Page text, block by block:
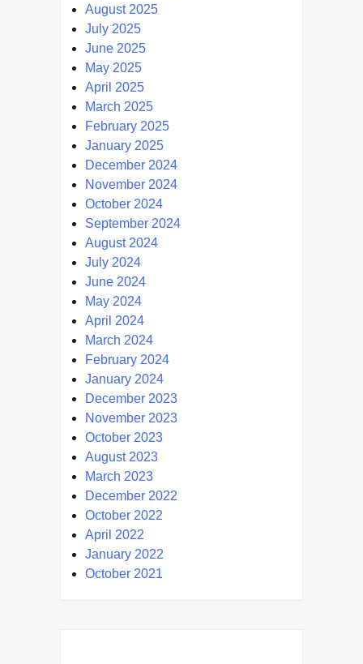
August 2025
July 2025
June 2025
May 2025
April 2025
March 2025
February 2025
January 2025
December 2024
November 2024
October 2024
September 2024
August 2024
July 2024
June 2024
May 2024
April 2024
March 2024
February 2024
January 2024
December 2023
November 2023
October 2023
August 2023
March 2023
December 2022
October 2022
April 2022
January 2022
October 2021